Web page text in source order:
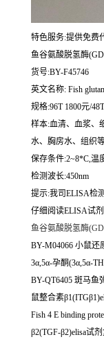
特色服务:提供免费
鱼谷氨酸脱氢酶
货号:BY-F45746
英文名称: Fish
规格:96T 1800元/
样本:血清、血浆、
水、胸房水、组织等
保存条件:2~8*C,温
检测波长:450nm
提示:我司ELISA检
仔细阅读ELISA试
鱼谷氨酸脱氢酶
BY-M04066 小鼠
3α,5α-孕酮(3α,5α-
BY-QT6405 斑马鱼
鼠整合素
Fish 4 E binding
β2(TGF-β2)elisa试